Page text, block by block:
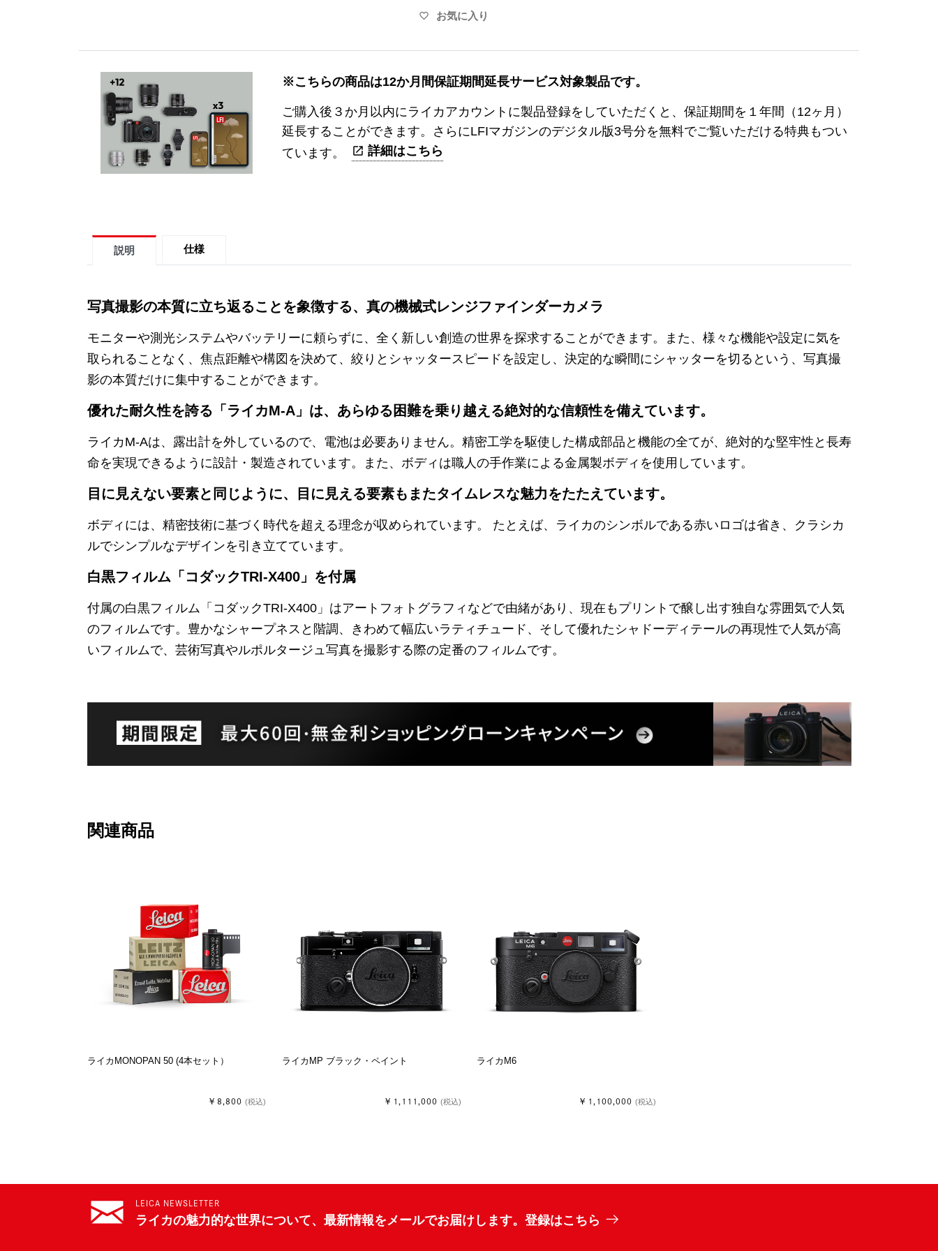
favorite_border お気に入り
※こちらの商品は12か月間保証期間延長サービス対象製品です。
ご購入後３か月以内にライカアカウントに製品登録をしていただくと、保証期間を１年間（12ヶ月）
延長することができます。さらにLFIマガジンのデジタル版3号分を無料でご覧いただける特典もつい
ています。
詳細はこちら
説明 仕様
写真撮影の本質に立ち返ることを象徴する、真の機械式レンジファインダーカメラ
モニターや測光システムやバッテリーに頼らずに、全く新しい創造の世界を探求することができます。また、様々な機能や設定に気を
取られることなく、焦点距離や構図を決めて、絞りとシャッタースピードを設定し、決定的な瞬間にシャッターを切るという、写真撮
影の本質だけに集中することができます。
優れた耐久性を誇る「ライカM-A」は、あらゆる困難を乗り越える絶対的な信頼性を備えています。
ライカM-Aは、露出計を外しているので、電池は必要ありません。精密工学を駆使した構成部品と機能の全てが、絶対的な堅牢性と長寿
命を実現できるように設計・製造されています。また、ボディは職人の手作業による金属製ボディを使用しています。
目に見えない要素と同じように、目に見える要素もまたタイムレスな魅力をたたえています。
ボディには、精密技術に基づく時代を超える理念が収められています。 たとえば、ライカのシンボルである赤いロゴは省き、クラシカ
ルでシンプルなデザインを引き立てています。
白黒フィルム「コダックTRI-X400」を付属
付属の白黒フィルム「コダックTRI-X400」はアートフォトグラフィなどで由緒があり、現在もプリントで醸し出す独自な雰囲気で人気
のフィルムです。豊かなシャープネスと階調、きわめて幅広いラティチュード、そして優れたシャドーディテールの再現性で人気が高
いフィルムで、芸術写真やルポルタージュ写真を撮影する際の定番のフィルムです。
関連商品
ライカMONOPAN 50 (4本セット）
￥8,800 (税込)
ライカMP ブラック・ペイント
￥1,111,000 (税込)
ライカM6
￥1,100,000 (税込)
LEICA NEWSLETTER
ライカの魅力的な世界について、最新情報をメールでお届けします。登録はこちら